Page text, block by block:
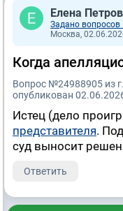
Елена
Задано вопросов
Москва,
Когда
Вопрос №24988905 из
опубликован
Истец (дело
представителя.
суд выносит
Ответить